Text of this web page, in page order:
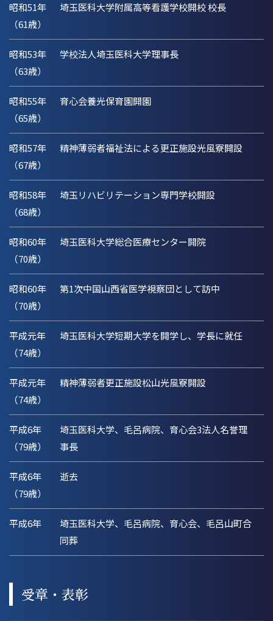
昭和51年
（61歳）
埼玉医科大学附属高等看護学校開校 校長
昭和53年
（63歳）
学校法人埼玉医科大学理事長
昭和55年
（65歳）
育心会養光保育園開園
昭和57年
（67歳）
精神薄弱者福祉法による更正施設光風寮開設
昭和58年
（68歳）
埼玉リハビリテーション専門学校開設
昭和60年
（70歳）
埼玉医科大学総合医療センター開院
昭和60年
（70歳）
第1次中国山西省医学視察団として訪中
平成元年
（74歳）
埼玉医科大学短期大学を開学し、学長に就任
平成元年
（74歳）
精神薄弱者更正施設松山光風寮開設
平成6年
（79歳）
埼玉医科大学、毛呂病院、育心会3法人名誉理
事長
平成6年
（79歳）
逝去
平成6年
埼玉医科大学、毛呂病院、育心会、毛呂山町合
同葬
受章・表彰